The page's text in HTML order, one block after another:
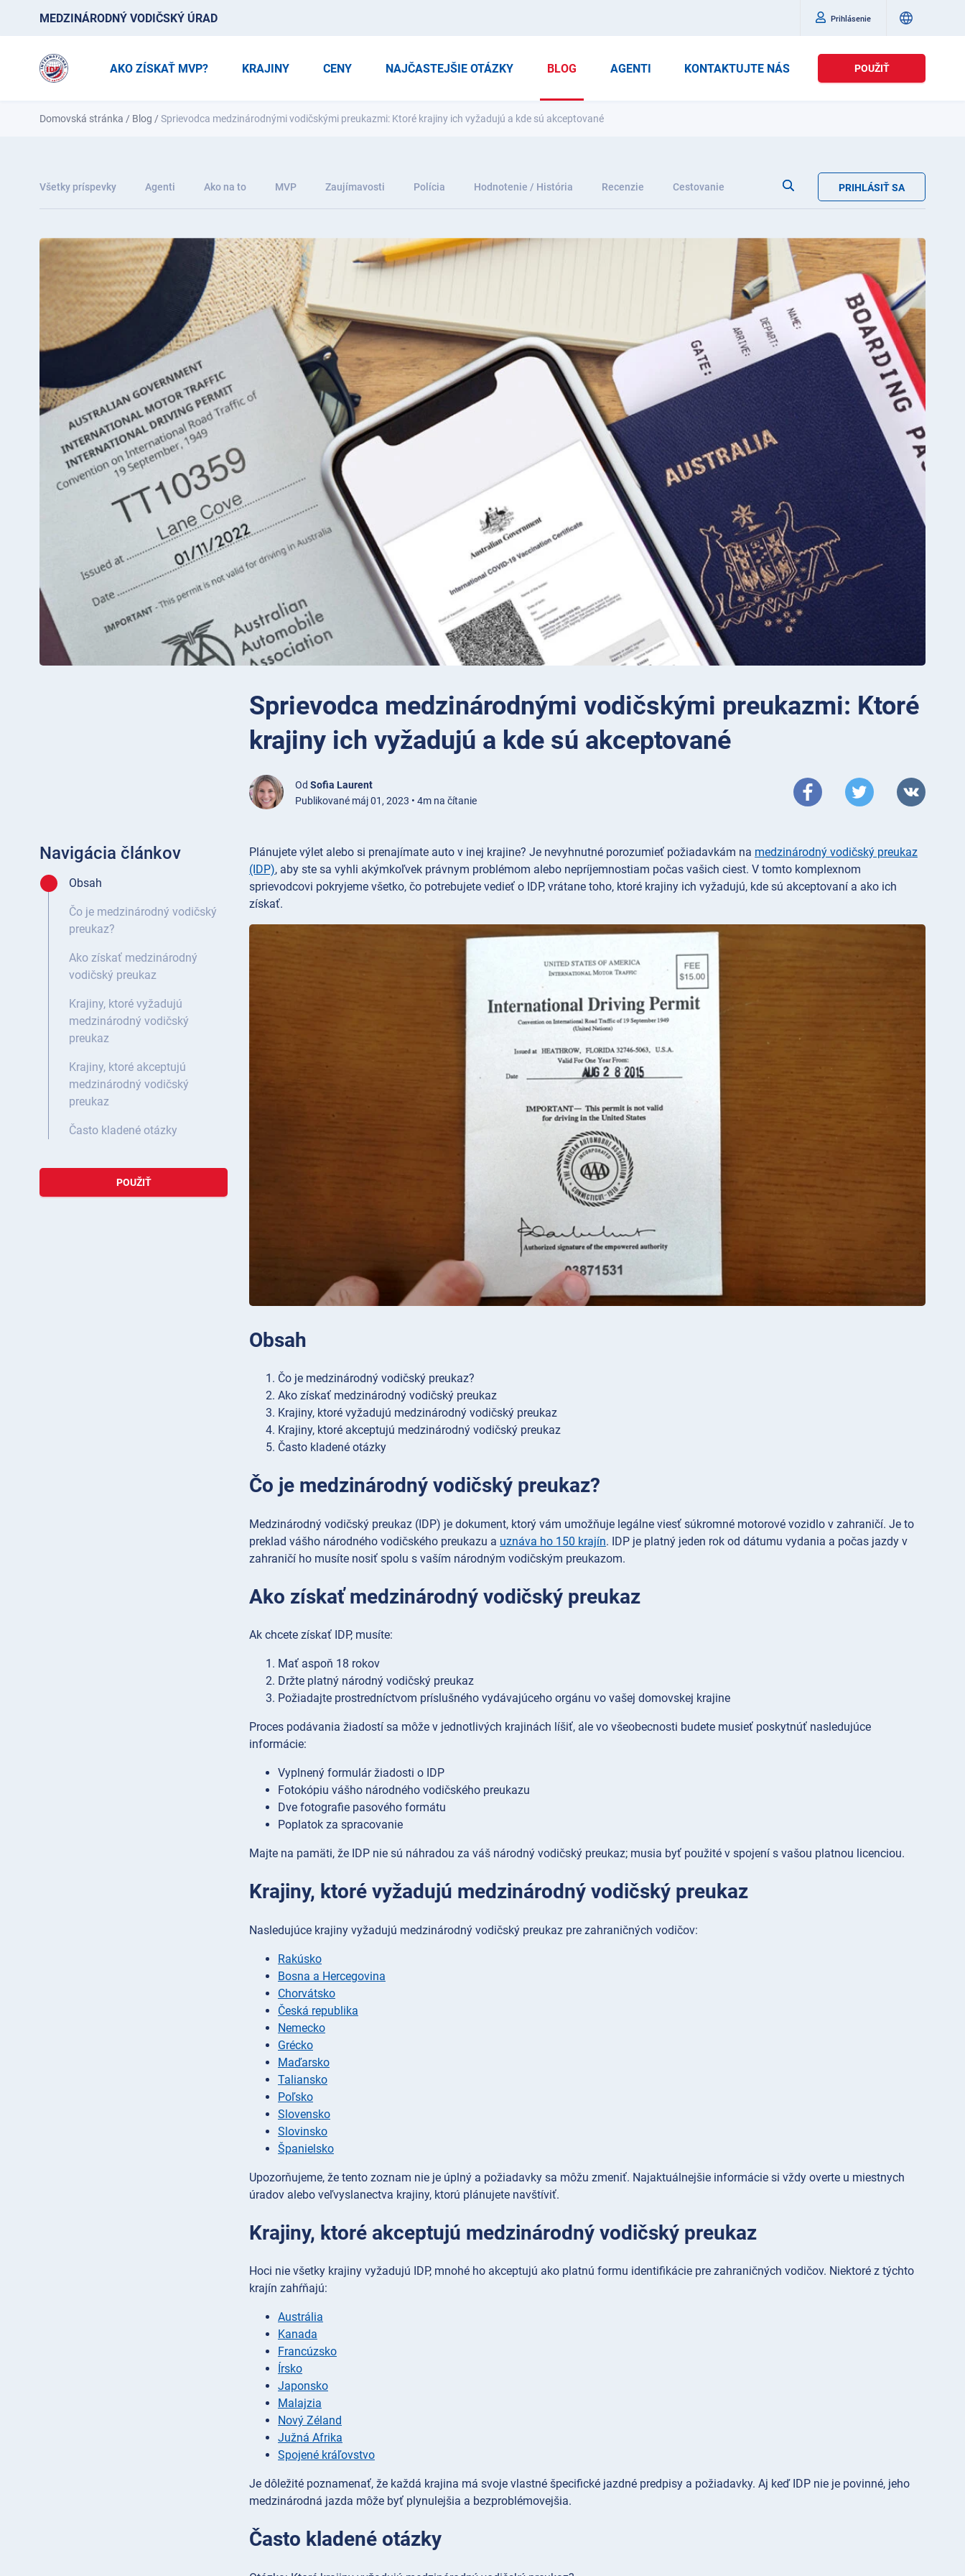
MEDZINÁRODNÝ VODIČSKÝ ÚRAD Prihlásenie
AKO ZÍSKAŤ MVP? KRAJINY CENY NAJČASTEJŠIE OTÁZKY BLOG AGENTI KONTAKTUJTE NÁS POUŽIŤ
Domovská stránka / Blog /Sprievodca medzinárodnými vodičskými preukazmi: Ktoré krajiny ich vyžadujú a kde sú akceptované
Všetky príspevky Agenti Ako na to MVP Zaujímavosti Polícia Hodnotenie / História Recenzie Cestovanie PRIHLÁSIŤ SA
Sprievodca medzinárodnými vodičskými preukazmi: Ktoré
krajiny ich vyžadujú a kde sú akceptované
Od Sofia Laurent
Publikované máj 01, 2023 • 4m na čítanie
Navigácia článkov
Obsah
Čo je medzinárodný vodičský
preukaz?
Ako získať medzinárodný
vodičský preukaz
Krajiny, ktoré vyžadujú
medzinárodný vodičský
preukaz
Krajiny, ktoré akceptujú
medzinárodný vodičský
preukaz
Často kladené otázky
POUŽIŤ
Plánujete výlet alebo si prenajímate auto v inej krajine? Je nevyhnutné porozumieť požiadavkám na medzinárodný vodičský preukaz
(IDP), aby ste sa vyhli akýmkoľvek právnym problémom alebo nepríjemnostiam počas vašich ciest. V tomto komplexnom
sprievodcovi pokryjeme všetko, čo potrebujete vedieť o IDP, vrátane toho, ktoré krajiny ich vyžadujú, kde sú akceptovaní a ako ich
získať.
Obsah
Čo je medzinárodný vodičský preukaz?
Ako získať medzinárodný vodičský preukaz
Krajiny, ktoré vyžadujú medzinárodný vodičský preukaz
Krajiny, ktoré akceptujú medzinárodný vodičský preukaz
Často kladené otázky
Čo je medzinárodný vodičský preukaz?
Medzinárodný vodičský preukaz (IDP) je dokument, ktorý vám umožňuje legálne viesť súkromné motorové vozidlo v zahraničí. Je to
preklad vášho národného vodičského preukazu a uznáva ho 150 krajín. IDP je platný jeden rok od dátumu vydania a počas jazdy v
zahraničí ho musíte nosiť spolu s vaším národným vodičským preukazom.
Ako získať medzinárodný vodičský preukaz
Ak chcete získať IDP, musíte:
Mať aspoň 18 rokov
Držte platný národný vodičský preukaz
Požiadajte prostredníctvom príslušného vydávajúceho orgánu vo vašej domovskej krajine
Proces podávania žiadostí sa môže v jednotlivých krajinách líšiť, ale vo všeobecnosti budete musieť poskytnúť nasledujúce
informácie:
Vyplnený formulár žiadosti o IDP
Fotokópiu vášho národného vodičského preukazu
Dve fotografie pasového formátu
Poplatok za spracovanie
Majte na pamäti, že IDP nie sú náhradou za váš národný vodičský preukaz; musia byť použité v spojení s vašou platnou licenciou.
Krajiny, ktoré vyžadujú medzinárodný vodičský preukaz
Nasledujúce krajiny vyžadujú medzinárodný vodičský preukaz pre zahraničných vodičov:
Rakúsko
Bosna a Hercegovina
Chorvátsko
Česká republika
Nemecko
Grécko
Maďarsko
Taliansko
Poľsko
Slovensko
Slovinsko
Španielsko
Upozorňujeme, že tento zoznam nie je úplný a požiadavky sa môžu zmeniť. Najaktuálnejšie informácie si vždy overte u miestnych
úradov alebo veľvyslanectva krajiny, ktorú plánujete navštíviť.
Krajiny, ktoré akceptujú medzinárodný vodičský preukaz
Hoci nie všetky krajiny vyžadujú IDP, mnohé ho akceptujú ako platnú formu identifikácie pre zahraničných vodičov. Niektoré z týchto
krajín zahŕňajú:
Austrália
Kanada
Francúzsko
Írsko
Japonsko
Malajzia
Nový Zéland
Južná Afrika
Spojené kráľovstvo
Je dôležité poznamenať, že každá krajina má svoje vlastné špecifické jazdné predpisy a požiadavky. Aj keď IDP nie je povinné, jeho
medzinárodná jazda môže byť plynulejšia a bezproblémovejšia.
Často kladené otázky